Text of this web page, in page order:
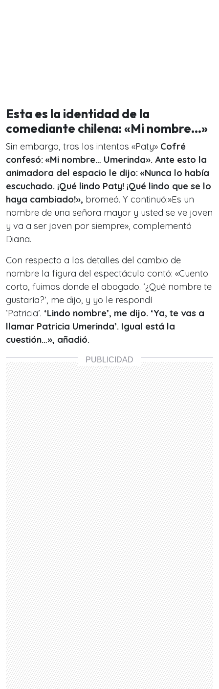
Esta es la identidad de la
comediante chilena: «Mi nombre…»
Sin embargo, tras los intentos «Paty» Cofré
confesó: «Mi nombre… Umerinda». Ante esto la
animadora del espacio le dijo: «Nunca lo había
escuchado. ¡Qué lindo Paty! ¡Qué lindo que se lo
haya cambiado!», bromeó. Y continuó:»Es un
nombre de una señora mayor y usted se ve joven
y va a ser joven por siempre», complementó
Diana.
Con respecto a los detalles del cambio de
nombre la figura del espectáculo contó: «Cuento
corto, fuimos donde el abogado. ‘¿Qué nombre te
gustaría?’, me dijo, y yo le respondí
‘Patricia’. ‘Lindo nombre’, me dijo. ‘Ya, te vas a
llamar Patricia Umerinda’. Igual está la
cuestión…», añadió.